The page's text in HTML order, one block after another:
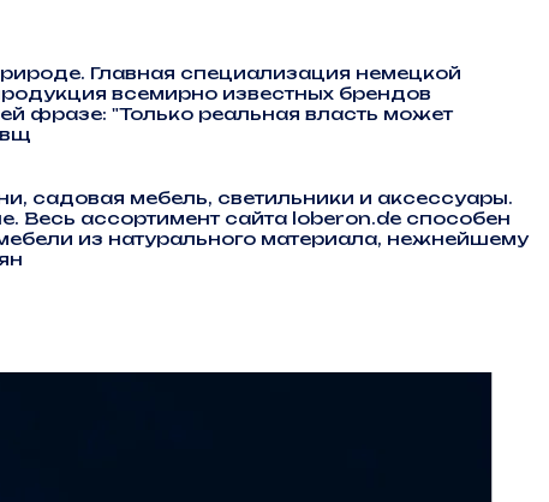
Главная специализация немецкой
всемирно известных брендов
фразе: "Только реальная власть может
садовая мебель, светильники и аксессуары.
Весь ассортимент сайта loberon.de способен
из натурального материала, нежнейшему